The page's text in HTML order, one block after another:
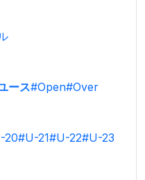
ース#Open#Over
20#U-21#U-22#U-23